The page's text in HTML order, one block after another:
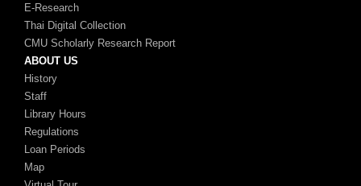
E-Research
Thai Digital Collection
CMU Scholarly Research Report
ABOUT US
History
Staff
Library Hours
Regulations
Loan Periods
Map